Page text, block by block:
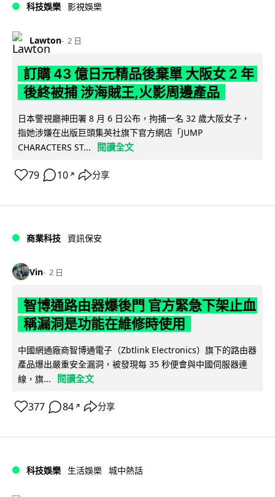
科技娛樂 影視娛樂
Lawton 2 日
訂購 43 億日元精品後棄單 大阪女 2 年
後終被捕 涉海賊王,火影周邊產品
日本警視廳神田署 8 月 6 日公布，拘捕一名 32 歲大阪女子，
指她涉嫌在出版巨頭集英社旗下官方網店「JUMP
CHARACTERS ST...
閱讀全文
79 10 ↗ 分享
商業科技 資訊保安
Vin 2 日
智博通路由器爆後門 官方緊急下架止血
稱漏洞是功能在維修時使用
中國網通廠商智博通電子（Zbtlink Electronics）旗下的路由器
產品爆出嚴重安全漏洞，被發現每 35 秒便會與中國伺服器連
線，旗...
閱讀全文
377 84 ↗ 分享
科技娛樂 生活娛樂 城中熱話